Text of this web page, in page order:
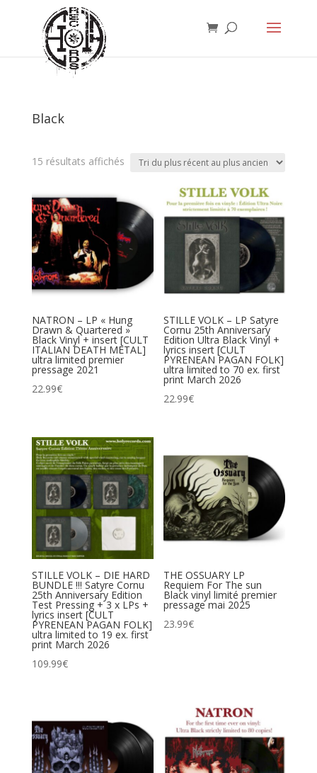
Black
15 résultats affichésTrié
récent
au
plus
ancien
NATRON – LP « Hung
Drawn & Quartered »
Black Vinyl + insert [CULT
ITALIAN DEATH METAL]
ultra limited premier
pressage 2021
22.99€
STILLE VOLK – LP Satyre
Cornu 25th Anniversary
Edition Ultra Black Vinyl +
lyrics insert [CULT
PYRENEAN PAGAN FOLK]
ultra limited to 70 ex. first
print March 2026
22.99€
STILLE VOLK – DIE HARD
BUNDLE !!! Satyre Cornu
25th Anniversary Edition
Test Pressing + 3 x LPs +
lyrics insert [CULT
PYRENEAN PAGAN FOLK]
ultra limited to 19 ex. first
print March 2026
109.99€
THE OSSUARY LP
Requiem For The sun
Black vinyl limité premier
pressage mai 2025
23.99€